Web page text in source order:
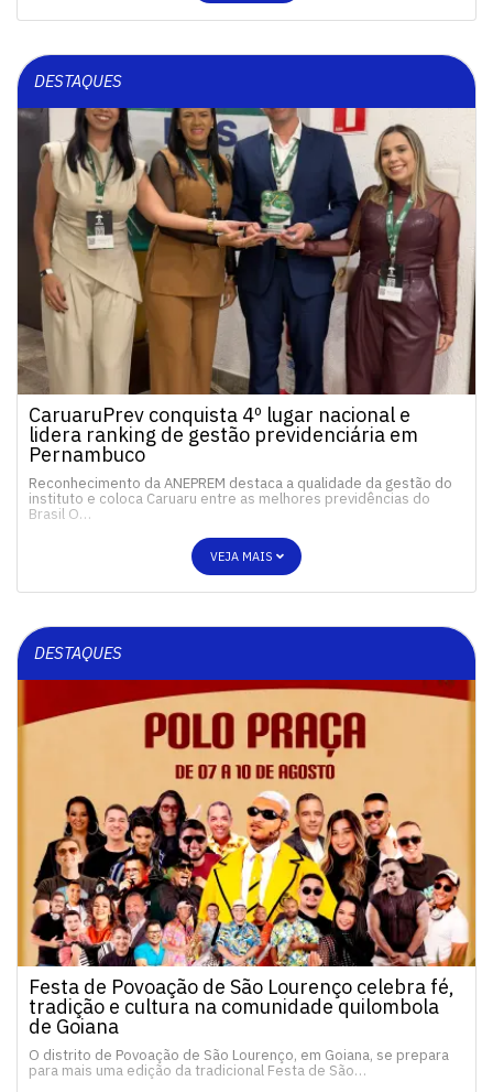
DESTAQUES
CaruaruPrev conquista 4º lugar nacional e
lidera ranking de gestão previdenciária em
Pernambuco
Reconhecimento da ANEPREM destaca a qualidade da gestão do
instituto e coloca Caruaru entre as melhores previdências do
Brasil O…
VEJA MAIS
DESTAQUES
Festa de Povoação de São Lourenço celebra fé,
tradição e cultura na comunidade quilombola
de Goiana
O distrito de Povoação de São Lourenço, em Goiana, se prepara
para mais uma edição da tradicional Festa de São…